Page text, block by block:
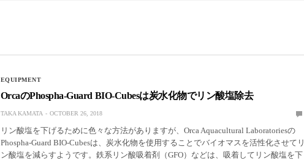
EQUIPMENT
OrcaのPhospha-Guard BIO-Cubesは炭水化物でリン酸塩除去
TAKA KAMATA OCTOBER 26, 2018
リン酸塩を下げるために色々な方法がありますが、Orca Aquacultural Laboratoriesの
Phospha-Guard BIO-Cubesは、炭水化物を使用することでバイオマスを活性化させてリ
ン酸塩を減らすようです。鉄系リン酸吸着剤（GFO）などは、吸着してリン酸塩を下